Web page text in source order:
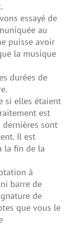
essayé de
au
puisse avoir
la musique
durées de
si elles étaient
est
dernières sont
Il est
la fin de la
à
barre de
de
que vous le